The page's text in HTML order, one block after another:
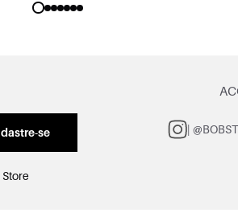
se |